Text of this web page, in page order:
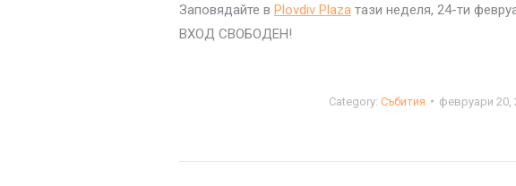
Заповядайте в Plovdiv Plaza тази неделя, 24-ти
ВХОД СВОБОДЕН!
Category: Събития февруари 20,